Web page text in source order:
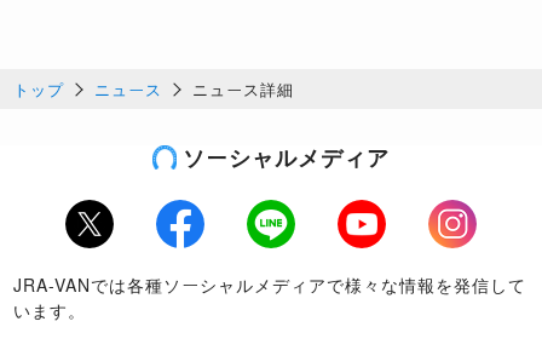
トップ ニュース ニュース詳細
ソーシャルメディア
Twitter Facebook LINE Youtube
Instagram
JRA-VANでは各種ソーシャルメディアで様々な情報を発信して
います。